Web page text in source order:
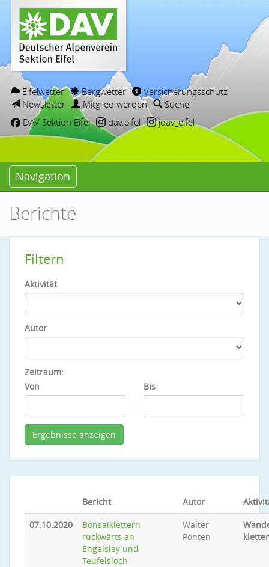
Eifelwetter Bergwetter
Versicherungsschutz
Newsletter
Mitglied werden
Suche
DAV Sektion Eifel
dav.eifel jdav_eifel
Navigation
Berichte
Filtern
Aktivität
Autor
Zeitraum:
Von
Bis
Bericht Autor
07.10.2020
Bonsaiklettern
rückwärts an
Engelsley und
Teufelsloch
Walter
Ponten